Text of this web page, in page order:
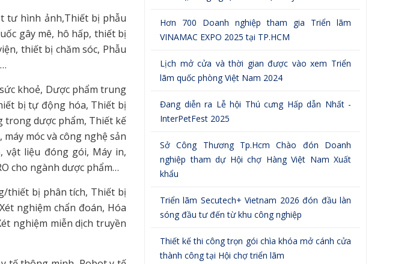
tư hình ảnh,Thiết bị phẫu
gây mê, hô hấp, thiết bị
thiết bị chăm sóc, Phẫu
khoẻ, Dược phẩm trung
bị tự động hóa, Thiết bị
trong dược phẩm, Thiết kế
móc và công nghệ sản
vật liệu đóng gói, Máy in,
cho ngành dược phẩm…
thiết bị phân tích, Thiết bị
nghiệm chẩn đoán, Hóa
nghiệm miễn dịch truyền
tế thông minh, Robot y tế
Hơn 700 Doanh nghiệp tham gia Triển lãm
VINAMAC EXPO 2025 tại TP.HCM
Lịch mở cửa và thời gian được vào xem Triển
lãm quốc phòng Việt Nam 2024
Đang diễn ra Lễ hội Thú cưng Hấp dẫn Nhất -
InterPetFest 2025
Sở Công Thương Tp.Hcm Chào đón Doanh
nghiệp tham dự Hội chợ Hàng Việt Nam Xuất
khẩu
Triển lãm Secutech+ Vietnam 2026 đón đầu làn
sóng đầu tư đến từ khu công nghiệp
Thiết kế thi công trọn gói chìa khóa mở cánh cửa
thành công tại Hội chợ triển lãm